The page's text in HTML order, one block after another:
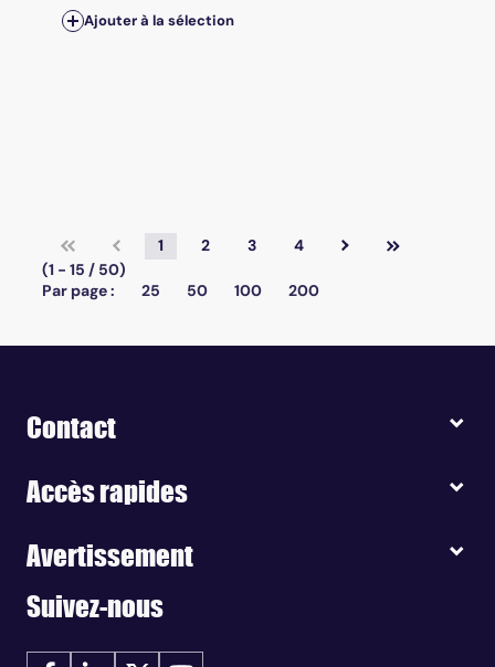
Ajouter à la sélection
1 2 3
4
(1 - 15 / 50)
Par page :
25 50 100 200
Contact
Accès rapides
Avertissement
Suivez-nous